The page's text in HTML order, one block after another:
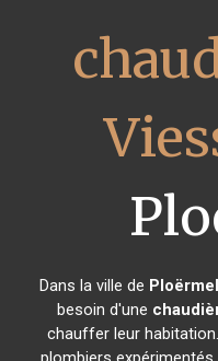
Dans la ville de Ploërmel
besoin d'une
chauffer leur